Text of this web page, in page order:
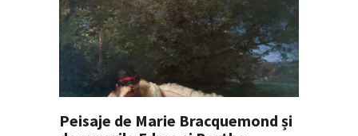
Peisaje de Marie Bracquemond și